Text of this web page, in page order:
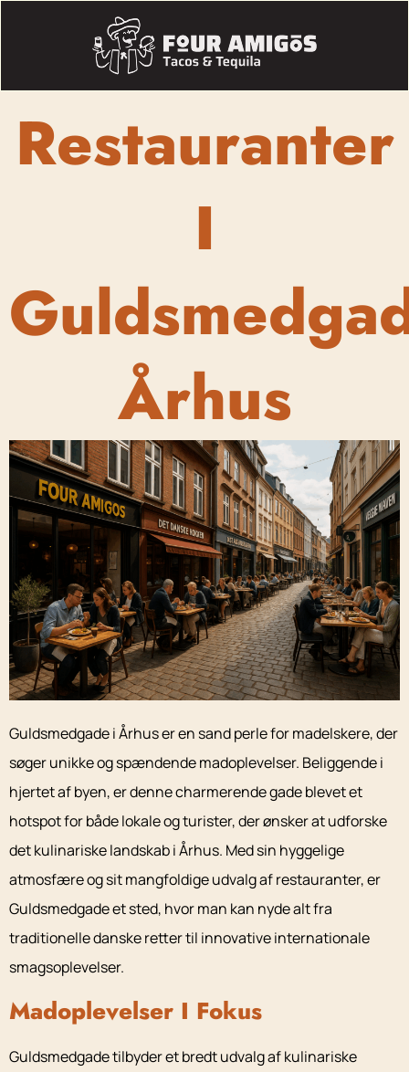
Restauranter
I
Århus
Guldsmedgade i Århus er en sand perle for madelskere, der
søger unikke og spændende madoplevelser. Beliggende i
hjertet af byen, er denne charmerende gade blevet et
hotspot for både lokale og turister, der ønsker at udforske
det kulinariske landskab i Århus. Med sin hyggelige
atmosfære og sit mangfoldige udvalg af restauranter, er
Guldsmedgade et sted, hvor man kan nyde alt fra
traditionelle danske retter til innovative internationale
smagsoplevelser.
Madoplevelser I Fokus
Guldsmedgade tilbyder et bredt udvalg af kulinariske